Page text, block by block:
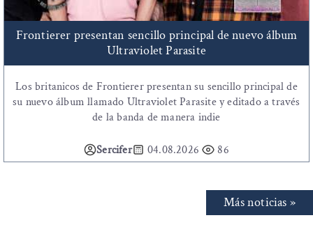
Frontierer presentan sencillo principal de nuevo álbum
Ultraviolet Parasite
Los britanicos de Frontierer presentan su sencillo principal de
su nuevo álbum llamado Ultraviolet Parasite y editado a través
de la banda de manera indie
Sercifer 04.08.2026 86
Más noticias »